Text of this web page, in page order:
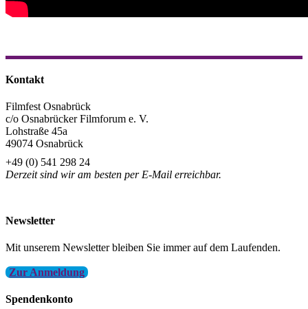
Kontakt
Filmfest Osnabrück
c/o Osnabrücker Filmforum e. V.
Lohstraße 45a
49074 Osnabrück
+49 (0) 541 298 24
Derzeit sind wir am besten per E-Mail erreichbar.
Newsletter
Mit unserem Newsletter bleiben Sie immer auf dem Laufenden.
Zur Anmeldung
Spendenkonto